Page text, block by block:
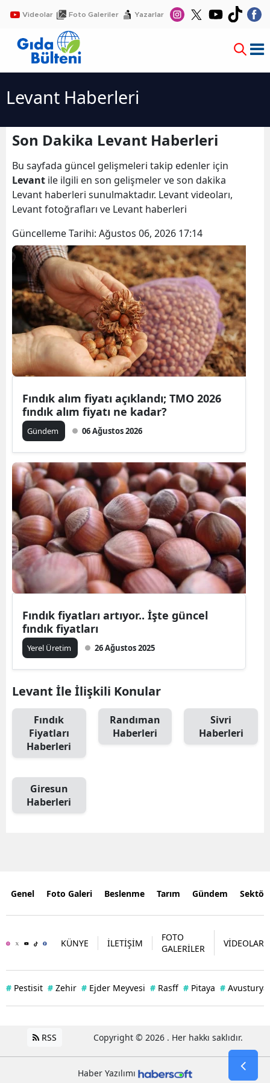
Videolar Foto Galeriler Yazarlar
Levant Haberleri
Son Dakika Levant Haberleri
Bu sayfada güncel gelişmeleri takip edenler için
Levant ile ilgili en son gelişmeler ve son dakika
Levant haberleri sunulmaktadır. Levant videoları,
Levant fotoğrafları ve Levant haberleri
Güncelleme Tarihi: Ağustos 06, 2026 17:14
Fındık alım fiyatı açıklandı; TMO 2026
fındık alım fiyatı ne kadar?
Gündem 06 Ağustos 2026
Fındık fiyatları artıyor.. İşte güncel
fındık fiyatları
Yerel Üretim 26 Ağustos 2025
Levant İle İlişkili Konular
Fındık
Fiyatları
Haberleri
Randıman
Haberleri
Sivri
Haberleri
Giresun
Haberleri
Genel Foto Galeri Beslenme Tarım Gündem
KÜNYE İLETİŞİM
FOTO
GALERİLER
VİDEOLAR
# Pestisit # Zehir # Ejder Meyvesi # Rasff # Pitaya # Avusturya
RSS Copyright © 2026 . Her hakkı saklıdır.
Haber Yazılımı